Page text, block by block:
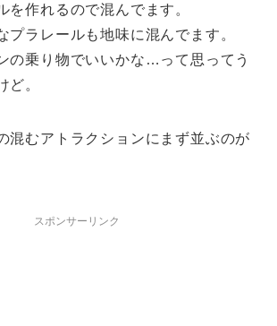
を作れるので混んでます。
プラレールも地味に混んでます。
の乗り物でいいかな…って思ってう
ど。
混むアトラクションにまず並ぶのが
スポンサーリンク